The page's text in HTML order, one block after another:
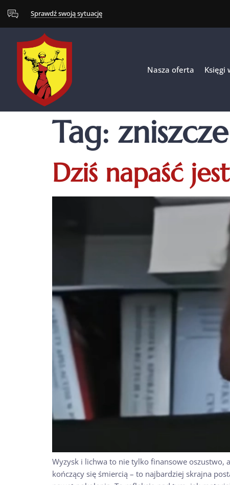
Sprawdź swoją sytuację
Nasza oferta Księgi
Tag:
Dziś napaść
Wyzysk i lichwa to nie tylko finansowe oszustwo,
kończący się śmiercią – to najbardziej skrajna